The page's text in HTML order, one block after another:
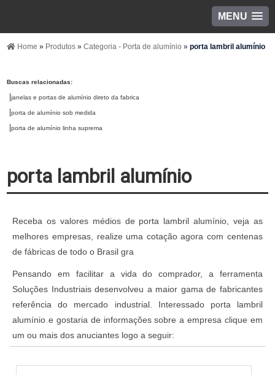
MENU
Home » Produtos»Categoria - Porta de alumínio»porta lambril alumínio
Buscas relacionadas:
janelas e portas de alumínio direto da fabrica
porta de alumínio sob medida
porta de alumínio linha suprema
porta lambril alumínio
Receba os valores médios de porta lambril alumínio, veja as
melhores empresas, realize uma cotação agora com centenas
de fábricas de todo o Brasil gra
Pensando em facilitar a vida do comprador, a ferramenta
Soluções Industriais desenvolveu a maior gama de fabricantes
referência do mercado industrial. Interessado porta lambril
alumínio e gostaria de informações sobre a empresa clique em
um ou mais dos anuciantes logo a seguir: